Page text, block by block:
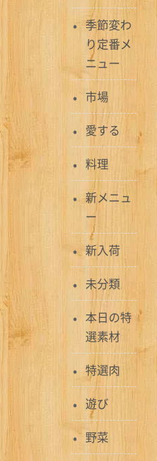
季節変わ
り定番メ
ニュー
市場
愛する
料理
新メニュ
ー
新入荷
未分類
本日の特
選素材
特選肉
遊び
野菜